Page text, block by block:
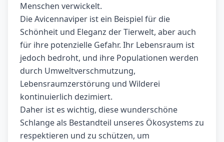
Menschen verwickelt.
Die Avicennaviper ist ein Beispiel für die
Schönheit und Eleganz der Tierwelt, aber auch
für ihre potenzielle Gefahr. Ihr Lebensraum ist
jedoch bedroht, und ihre Populationen werden
durch Umweltverschmutzung,
Lebensraumzerstörung und Wilderei
kontinuierlich dezimiert.
Daher ist es wichtig, diese wunderschöne
Schlange als Bestandteil unseres Ökosystems zu
respektieren und zu schützen, um